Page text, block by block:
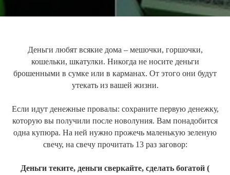
Деньги любят всякие дома – мешочки, горшочки,
кошельки, шкатулки. Никогда не носите деньги
брошенными в сумке или в карманах. От этого они будут
утекать из вашей жизни.
Если идут денежные провалы: сохраните первую денежку,
которую вы получили после новолуния. Вам понадобится
одна купюра. На ней нужно прожечь маленькую зеленую
свечу, на свечу прочитать 13 раз заговор:
Деньги теките, деньги сверкайте, сделать богатой (